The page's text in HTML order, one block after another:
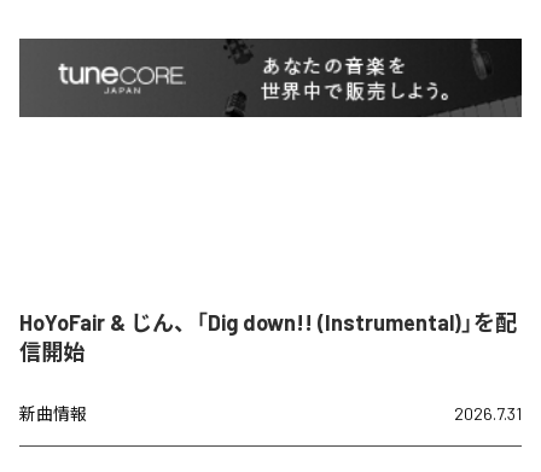
HoYoFair & じん、「Dig down!! (Instrumental)」を配
信開始
新曲情報 2026.7.31